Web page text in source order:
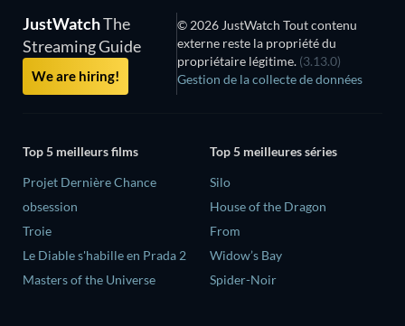
JustWatchThe
Streaming Guide
We are hiring!
© 2026 JustWatch Tout contenu
externe reste la propriété du
propriétaire légitime. (3.13.0)
Gestion de la collecte de données
Top 5 meilleurs films
Projet Dernière Chance
obsession
Troie
Le Diable s'habille en Prada 2
Masters of the Universe
Top 5 meilleures séries
Silo
House of the Dragon
From
Widow’s Bay
Spider-Noir